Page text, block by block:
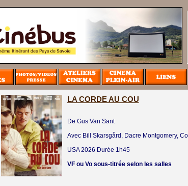
LA CORDE AU COU
De Gus Van Sant
Avec Bill Skarsgård, Dacre Montgomery,
USA 2026 Durée 1h45
VF ou Vo sous-titrée selon les salles